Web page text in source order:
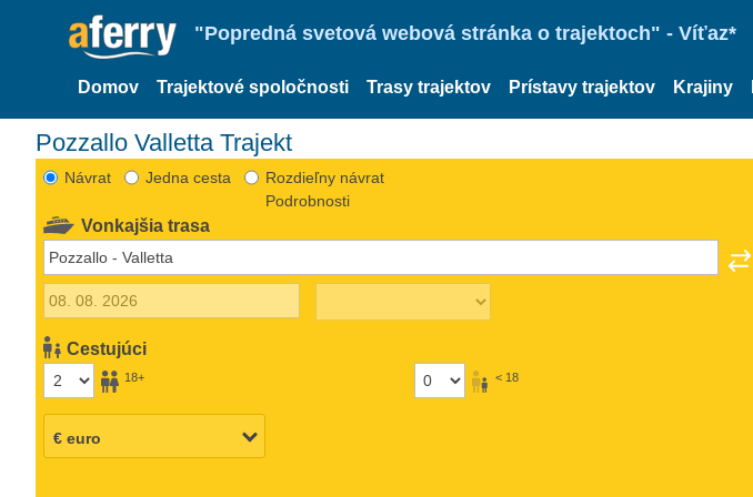
"Popredná svetová webová stránka o trajektoch" - Víťaz*
Domov Trajektové spoločnosti Trasy trajektov Prístavy trajektov Krajiny
Pozzallo Valletta Trajekt
Návrat Jedna cesta
Rozdieľny návrat
Podrobnosti
Vonkajšia trasa
Cestujúci
18+ < 18